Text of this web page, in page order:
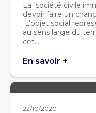
La société civile
devoir faire un
L’objet social
au sens large du
cet...
En savoir +
22/10/2020